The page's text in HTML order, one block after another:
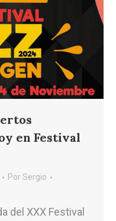
en Festival
PorSergio
del XXX Festival